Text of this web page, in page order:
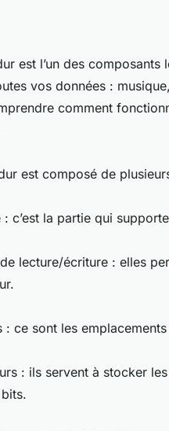
est l’un des composants
vos données :
comment
est composé de
c’est la partie qui
lecture/écriture : elles
: ce sont les
: ils servent à stocker